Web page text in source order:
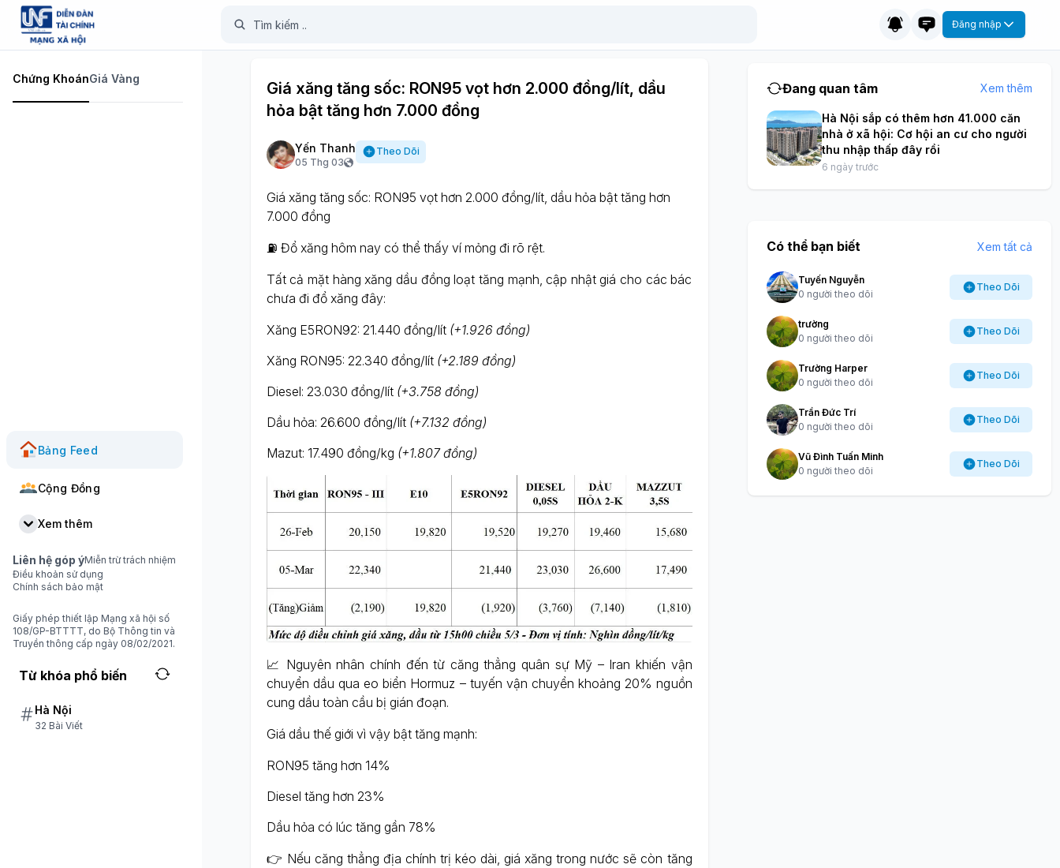
Đăng nhập
Chứng KhoánGiá Vàng
Bảng Feed
Cộng Đồng
Xem thêm
Liên hệ góp ýMiễn trừ trách nhiệm
Điều khoản sử dụng
Chính sách bảo mật
Giấy phép thiết lập Mạng xã hội số
108/GP-BTTTT, do Bộ Thông tin và
Truyền thông cấp ngày 08/02/2021.
Từ khóa phổ biến
Hà Nội
32 Bài Viết
Giá xăng tăng sốc: RON95 vọt hơn 2.000 đồng/lít, dầu
hỏa bật tăng hơn 7.000 đồng
Yến Thanh
05 Thg 03
Theo Dõi
Giá xăng tăng sốc: RON95 vọt hơn 2.000 đồng/lít, dầu hỏa bật tăng hơn
7.000 đồng
⛽ Đổ xăng hôm nay có thể thấy ví mỏng đi rõ rệt.
Tất cả mặt hàng xăng dầu đồng loạt tăng mạnh, cập nhật giá cho các bác
chưa đi đổ xăng đây:
Xăng E5RON92: 21.440 đồng/lít (+1.926 đồng)
Xăng RON95: 22.340 đồng/lít (+2.189 đồng)
Diesel: 23.030 đồng/lít (+3.758 đồng)
Dầu hỏa: 26.600 đồng/lít (+7.132 đồng)
Mazut: 17.490 đồng/kg (+1.807 đồng)
📈 Nguyên nhân chính đến từ căng thẳng quân sự Mỹ – Iran khiến vận
chuyển dầu qua eo biển Hormuz – tuyến vận chuyển khoảng 20% nguồn
cung dầu toàn cầu bị gián đoạn.
Giá dầu thế giới vì vậy bật tăng mạnh:
RON95 tăng hơn 14%
Diesel tăng hơn 23%
Dầu hỏa có lúc tăng gần 78%
👉 Nếu căng thẳng địa chính trị kéo dài, giá xăng trong nước sẽ còn tăng
Đang quan tâm Xem thêm
Hà Nội sắp có thêm hơn 41.000 căn
nhà ở xã hội: Cơ hội an cư cho người
thu nhập thấp đây rồi
6 ngày trước
Có thể bạn biết Xem tất cả
Tuyến Nguyễn
0 người theo dõi
Theo Dõi
trường
0 người theo dõi
Theo Dõi
Trường Harper
0 người theo dõi
Theo Dõi
Trần Đức Trí
0 người theo dõi
Theo Dõi
Vũ Đình Tuấn Minh
0 người theo dõi
Theo Dõi